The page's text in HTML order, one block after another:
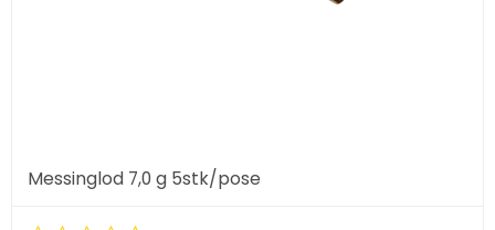
Messinglod 7,0 g 5stk/pose